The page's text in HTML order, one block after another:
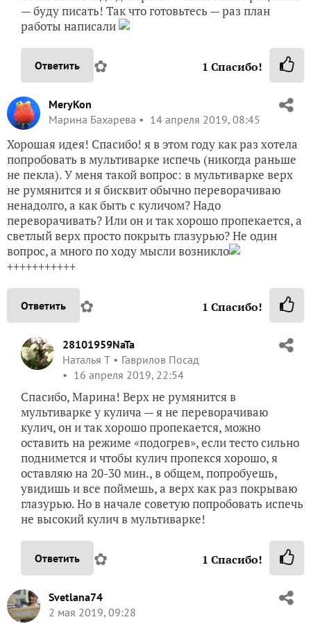
— буду писать! Так что готовьтесь — раз план
работы написали
Ответить ✿ 1 Спасибо!
MeryKon
Марина Бахарева
14 апреля 2019, 08:45
Хорошая идея! Спасибо! я в этом году как раз хотела
попробовать в мультиварке испечь (никогда раньше
не пекла). У меня такой вопрос: в мультиварке верх
не румянится и я бисквит обычно переворачиваю
ненадолго, а как быть с куличом? Надо
переворачивать? Или он и так хорошо пропекается, а
светлый верх просто покрыть глазурью? Не один
вопрос, а много по ходу мысли возникло
+++++++++++
Ответить ✿ 1 Спасибо!
28101959NaTa
Наталья Т
Гаврилов Посад
16 апреля 2019, 22:54
Спасибо, Марина! Верх не румянится в
мультиварке у кулича — я не переворачиваю
кулич, он и так хорошо пропекается, можно
оставить на режиме «подогрев», если тесто сильно
поднимется и чтобы кулич пропекся хорошо, я
оставляю на 20-30 мин., в общем, попробуешь,
увидишь и все поймешь, а верх как раз покрываю
глазурью. Но в начале советую попробовать испечь
не высокий кулич в мультиварке!
Ответить ✿ 1 Спасибо!
Svetlana74
2 мая 2019, 09:28